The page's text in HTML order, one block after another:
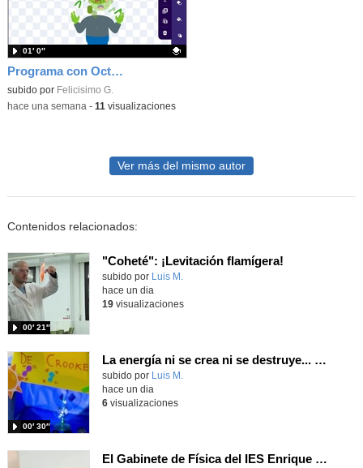
Programa con OctoStudio, un juego homenajeando al House of the dead con Zombies
Contenido educativo.
subido por Felicisimo G.
01′ 0″
-hace una semana - 11 visualizaciones
Ver más del mismo autor
Contenidos relacionados:
"Coheté": ¡Levitación flamígera!
Contenido educativo.
subido por Luis M.
00′ 21″
hace un dia
19visualizaciones
La energía ni se crea ni se destruye... ¡se experimenta! El Tierno en la Feria Madrid es Ciencia 2026
Contenido educativo.
subido por Luis M.
00′ 30″
hace un dia
6visualizaciones
El Gabinete de Física del IES Enrique Tierno Galván de Parla (Curso 25-26)